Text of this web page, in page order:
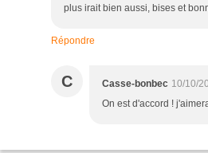
plus irait bien aussi, bises et
Répondre
C Casse-bonbec 10/10/
On est d'accord !